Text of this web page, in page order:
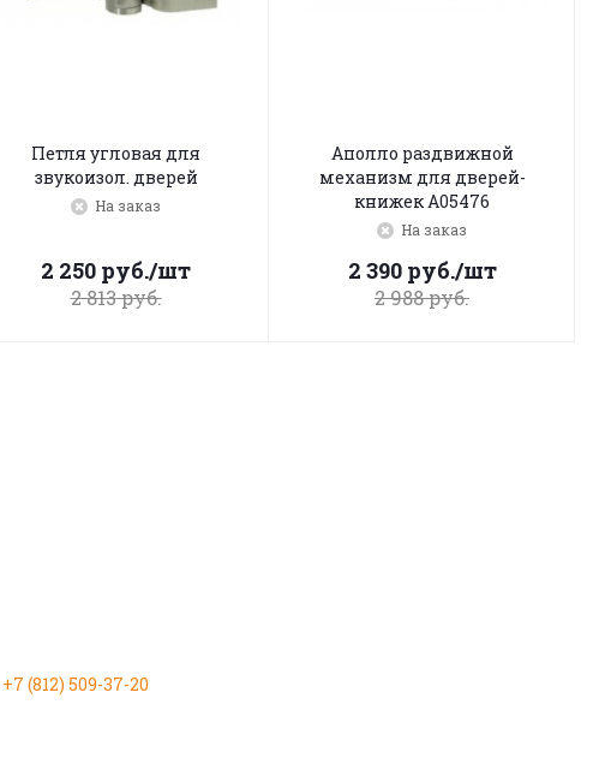
Петля угловая для
звукоизол. дверей
На заказ
2 250 руб./шт
2 813руб.
Аполло раздвижной
механизм для дверей-
книжек A05476
На заказ
2 390руб./шт
2 988руб.
+7 (812) 509-37-20